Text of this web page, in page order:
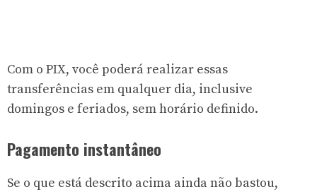
Com o PIX, você poderá realizar essas
transferências em qualquer dia, inclusive
domingos e feriados, sem horário definido.
Pagamento instantâneo
Se o que está descrito acima ainda não bastou,